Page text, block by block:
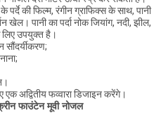
की फिल्म, रंगीन ग्राफिक्स के साथ, पानी
खेल। पानी का पर्दा नोक जियांग, नदी, झील,
उपयुक्त है।
सौंदर्यीकरण;
अद्वितीय फव्वारा डिजाइन करेंगे।
फाउंटेन मूवी नोजल